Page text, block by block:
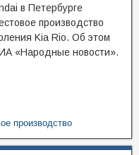
в Петербурге
производство
Kia Rio. Об этом
«Народные новости».
производство